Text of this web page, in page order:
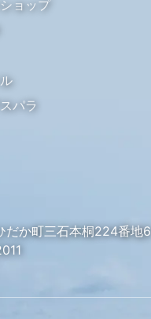
ョップ
パラ
だか町三石本桐224番地6